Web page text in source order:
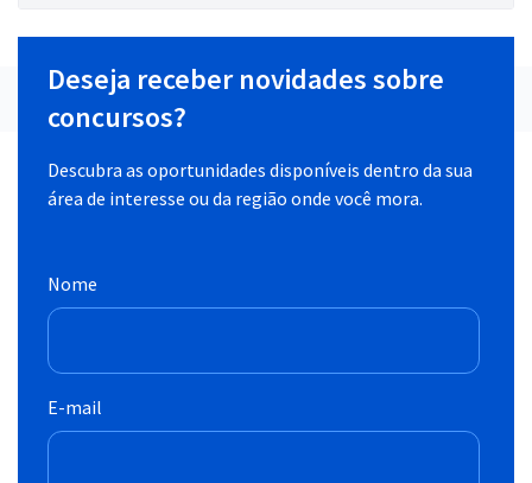
Deseja receber novidades sobre
concursos?
Descubra as oportunidades disponíveis dentro da sua
área de interesse ou da região onde você mora.
Nome
E-mail